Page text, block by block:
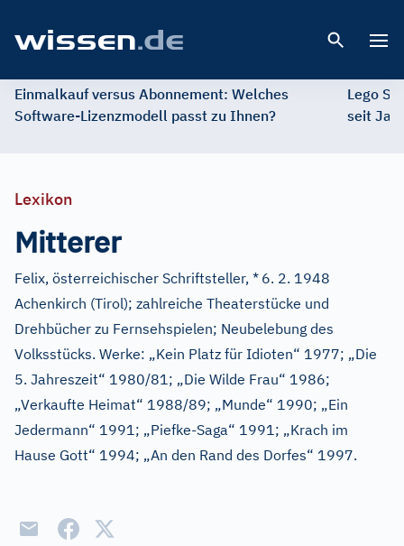
Einmalkauf versus Abonnement: Welches
Software-Lizenzmodell passt zu Ihnen?
Lego
seit
Lexikon
Mitterer
Felix, österreichischer Schriftsteller, * 6. 2. 1948
Achenkirch (Tirol); zahlreiche Theaterstücke und
Drehbücher zu Fernsehspielen; Neubelebung des
Volksstücks. Werke: „Kein Platz für Idioten“ 1977; „Die
5. Jahreszeit“ 1980/81; „Die Wilde Frau“ 1986;
„Verkaufte Heimat“ 1988/89; „Munde“ 1990; „Ein
Jedermann“ 1991; „Piefke-Saga“ 1991; „Krach im
Hause Gott“ 1994; „An den Rand des Dorfes“ 1997.